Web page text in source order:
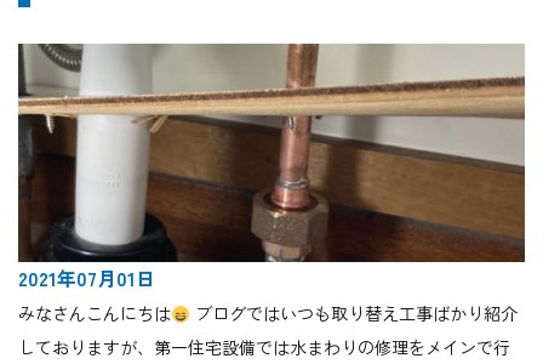
2021年07月01日
みなさんこんにちは
ブログではいつも取り替え工事ばかり紹介
しておりますが、第一住宅設備では水まわりの修理をメインで行